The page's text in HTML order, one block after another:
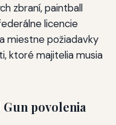
zbraní, paintball
licencie
miestne požiadavky
ktoré majitelia musia
Gun povolenia